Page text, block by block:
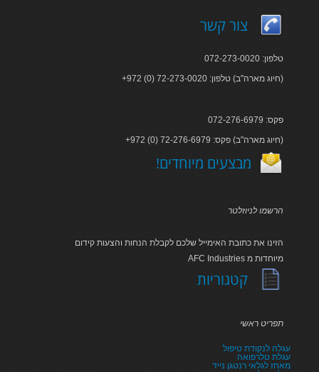
צור קשר
טלפון: 072-273-0020
+972 (0) 72-273-0020 :חיוג מארה"ב) טלפון)
פקס: 072-276-6979
+972 (0) 72-276-6979 :חיוג מארה"ב) פקס)
!מבצעים מיוחדים
הרשמו לניוזלטר
הזינו את כתובת האימייל שלכם לקבלת הנחות והצעות קידום
AFC Industries מיוחדות מ
קטגוריות
תפריט ראשי
עגלה לנקודת טיפול
עגלת טלרפואה
מאחז לגלאי רנטגן נייד